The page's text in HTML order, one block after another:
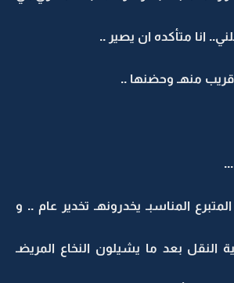
انا متأكده ان يصير ..
منهـ وحضنها ..
المناسبـ يخدرونهـ تخدير عام .. و
النقل بعد ما يشيلون النخاع المريضـ